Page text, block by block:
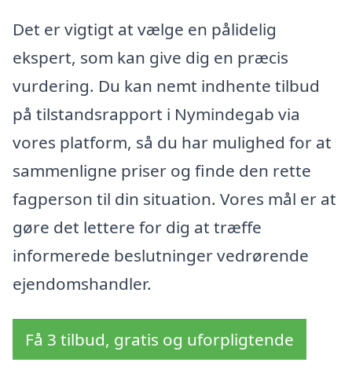
Det er vigtigt at vælge en pålidelig
ekspert, som kan give dig en præcis
vurdering. Du kan nemt indhente tilbud
på tilstandsrapport i Nymindegab via
vores platform, så du har mulighed for at
sammenligne priser og finde den rette
fagperson til din situation. Vores mål er at
gøre det lettere for dig at træffe
informerede beslutninger vedrørende
ejendomshandler.
Få 3 tilbud, gratis og uforpligtende